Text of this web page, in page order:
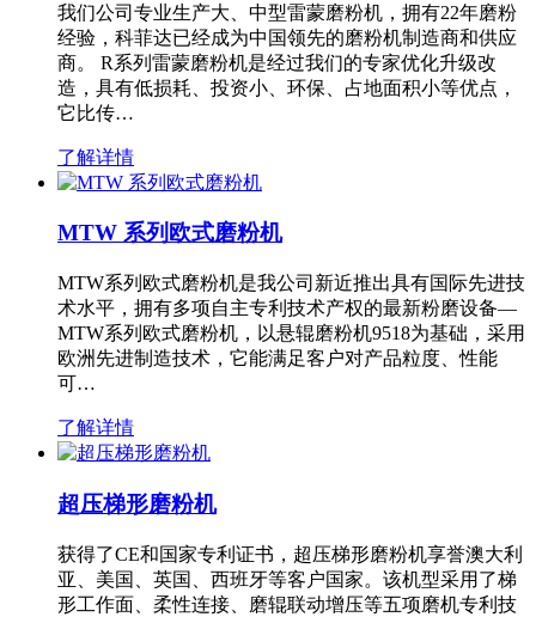
我们公司专业生产大、中型雷蒙磨粉机，拥有22年磨粉
经验，科菲达已经成为中国领先的磨粉机制造商和供应
商。 R系列雷蒙磨粉机是经过我们的专家优化升级改
造，具有低损耗、投资小、环保、占地面积小等优点，
它比传…
了解详情
MTW 系列欧式磨粉机
MTW系列欧式磨粉机是我公司新近推出具有国际先进技
术水平，拥有多项自主专利技术产权的最新粉磨设备—
MTW系列欧式磨粉机，以悬辊磨粉机9518为基础，采用
欧洲先进制造技术，它能满足客户对产品粒度、性能
可…
了解详情
超压梯形磨粉机
获得了CE和国家专利证书，超压梯形磨粉机享誉澳大利
亚、美国、英国、西班牙等客户国家。该机型采用了梯
形工作面、柔性连接、磨辊联动增压等五项磨机专利技